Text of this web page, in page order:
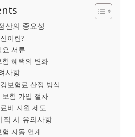
산의 중요성
이란?
요 서류
험 혜택의 변화
사항
보험료 산정 방식
보험 가입 절차
비 지원 제도
직 시 유의사항
자동 연계